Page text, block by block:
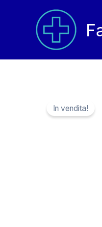
contenuto
In vendita!